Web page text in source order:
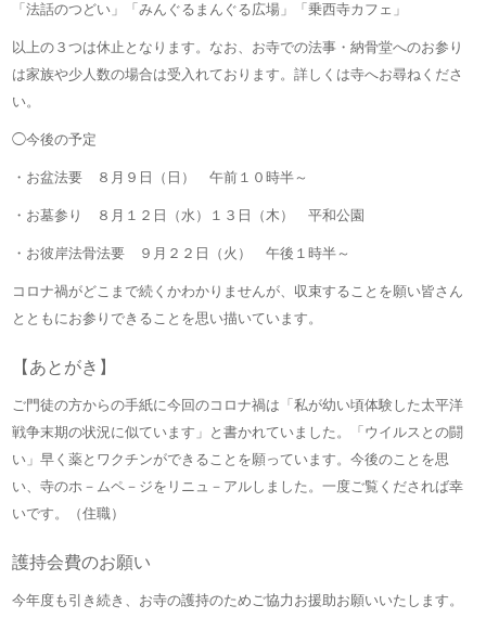
「法話のつどい」「みんぐるまんぐる広場」「乗西寺カフェ」
以上の３つは休止となります。なお、お寺での法事・納骨堂へのお参り
は家族や少人数の場合は受入れております。詳しくは寺へお尋ねくださ
い。
◯今後の予定
・お盆法要 ８月９日（日） 午前１０時半～
・お墓参り ８月１２日（水）１３日（木） 平和公園
・お彼岸法骨法要 ９月２２日（火） 午後１時半～
コロナ禍がどこまで続くかわかりませんが、収束することを願い皆さん
とともにお参りできることを思い描いています。
【あとがき】
ご門徒の方からの手紙に今回のコロナ禍は「私が幼い頃体験した太平洋
戦争末期の状況に似ています」と書かれていました。「ウイルスとの闘
い」早く薬とワクチンができることを願っています。今後のことを思
い、寺のホ－ムペ－ジをリニュ－アルしました。一度ご覧くだされば幸
いです。（住職）
護持会費のお願い
今年度も引き続き、お寺の護持のためご協力お援助お願いいたします。